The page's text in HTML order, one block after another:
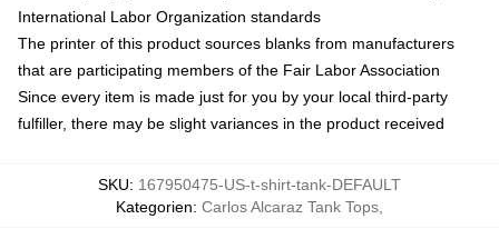
International Labor Organization standards
The printer of this product sources blanks from manufacturers
that are participating members of the Fair Labor Association
Since every item is made just for you by your local third-party
fulfiller, there may be slight variances in the product received
SKU: 167950475-US-t-shirt-tank-DEFAULT
Kategorien: Carlos Alcaraz Tank Tops